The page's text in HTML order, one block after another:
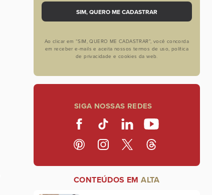
Ao clicar em “SIM, QUERO ME CADASTRAR”, você concorda
em receber e-mails e aceita nossos termos de uso, política
de privacidade e cookies da web.
SIGA NOSSAS REDES
CONTEÚDOS EMALTA